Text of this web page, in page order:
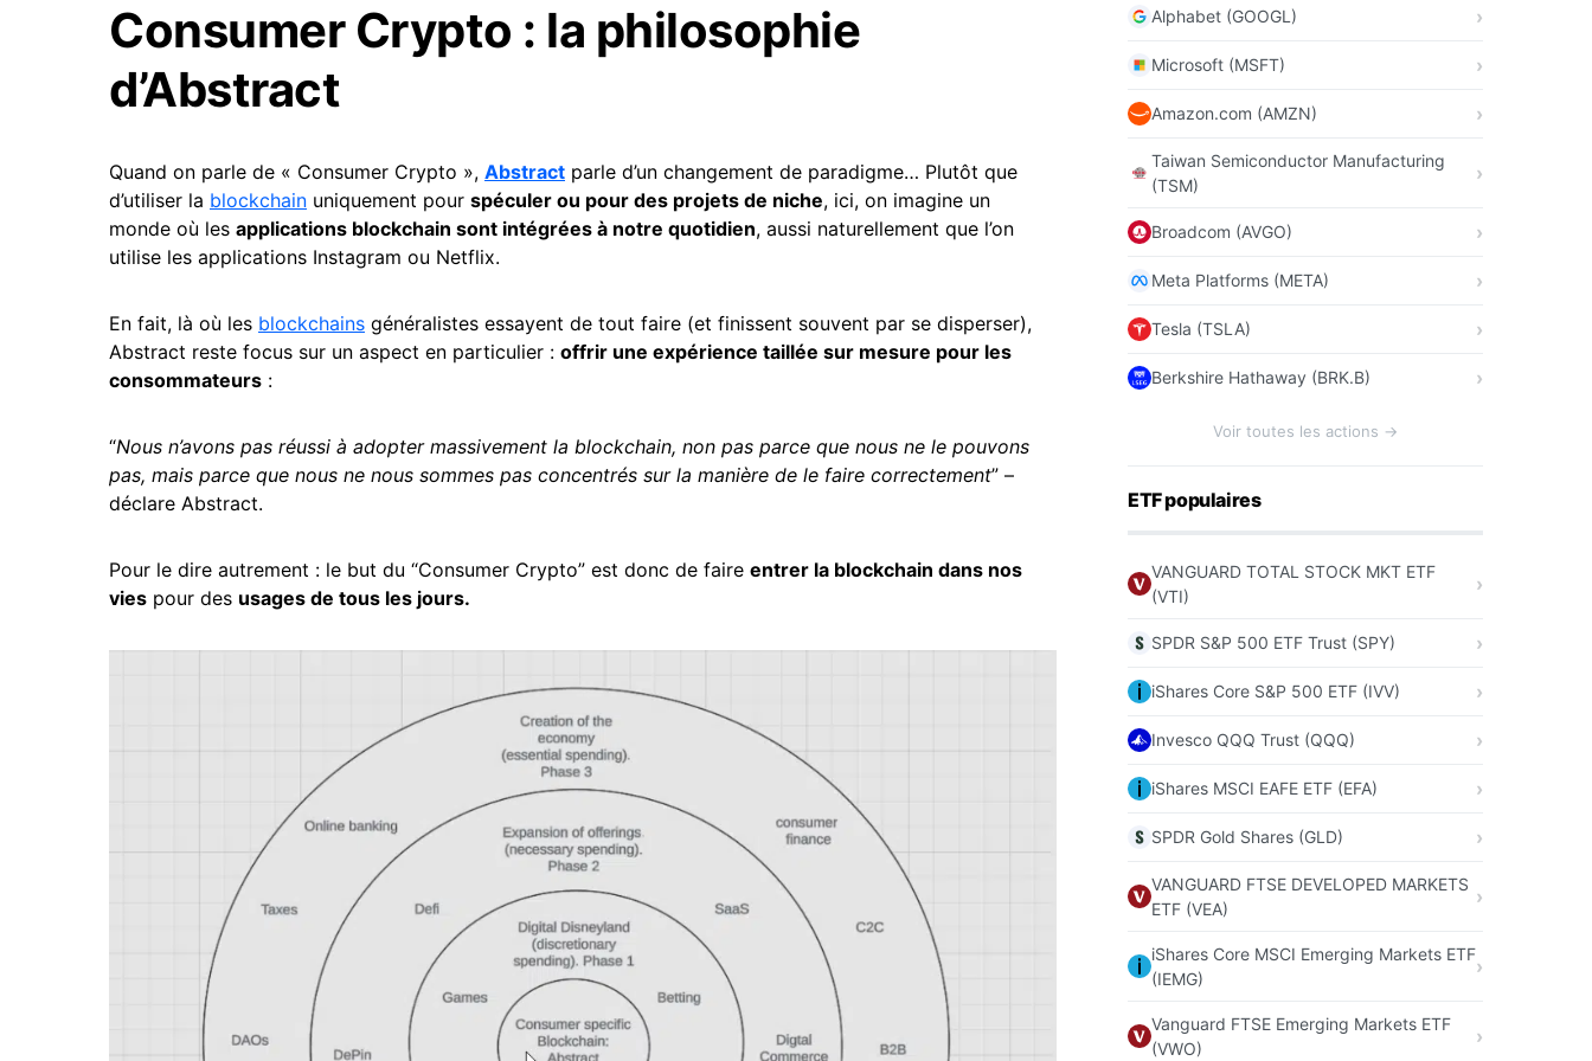
Consumer Crypto : la philosophie
d’Abstract
Quand on parle de « Consumer Crypto », Abstract parle d’un changement de paradigme… Plutôt que
d’utiliser la blockchain uniquement pour spéculer ou pour des projets de niche, ici, on imagine un
monde où les applications blockchain sont intégrées à notre quotidien, aussi naturellement que l’on
utilise les applications Instagram ou Netflix.
En fait, là où les blockchains généralistes essayent de tout faire (et finissent souvent par se disperser),
Abstract reste focus sur un aspect en particulier : offrir une expérience taillée sur mesure pour les
consommateurs :
“Nous n’avons pas réussi à adopter massivement la blockchain, non pas parce que nous ne le pouvons
pas, mais parce que nous ne nous sommes pas concentrés sur la manière de le faire correctement” –
déclare Abstract.
Pour le dire autrement : le but du “Consumer Crypto” est donc de faire entrer la blockchain dans nos
vies pour des usages de tous les jours.
Alphabet (GOOGL)
Microsoft (MSFT)
Amazon.com (AMZN)
Taiwan Semiconductor Manufacturing
(TSM)
Broadcom (AVGO)
Meta Platforms (META)
Tesla (TSLA)
Berkshire Hathaway (BRK.B)
Voir toutes les actions →
ETF populaires
VANGUARD TOTAL STOCK MKT ETF
(VTI)
SPDR S&P 500 ETF Trust (SPY)
iShares Core S&P 500 ETF (IVV)
Invesco QQQ Trust (QQQ)
iShares MSCI EAFE ETF (EFA)
SPDR Gold Shares (GLD)
VANGUARD FTSE DEVELOPED MARKETS
ETF (VEA)
iShares Core MSCI Emerging Markets ETF
(IEMG)
Vanguard FTSE Emerging Markets ETF
(VWO)